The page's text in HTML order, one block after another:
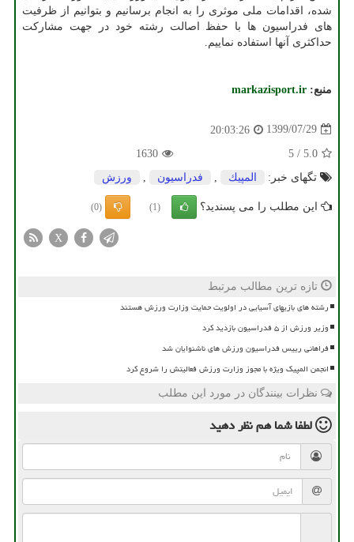
شده، اقدامات ملی موثری را به انجام برسانیم و بتوانیم از ظرفیت
های فدراسیون ها با حفظ اصالت رشته خود در جهت مشارکت
حداکثری آنها استفاده نماییم.
منبع: markazisport.ir
1399/07/29
20:03:26
5.0
/
5
1630
تگهای خبر:
المپیك فدراسیون ورزش
این مطلب را می پسندید؟ (1)
(0)
X
تازه ترین مطالب مرتبط
رشته های بازیهای آسیایی در اولویت حمایت وزارت ورزش هستند
وزیر ورزش از ۵ فدراسیون بازدید کرد
فراهانی رییس فدراسیون ورزش های ناشنوایان شد
انجمن المپیک ویژه با مجوز وزارت ورزش فعالیتش را شروع کرد
نظرات بینندگان در مورد این مطلب
لطفا شما همنظر دهید